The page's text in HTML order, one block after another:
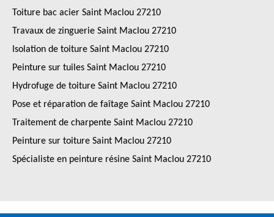
Toiture bac acier Saint Maclou 27210
Travaux de zinguerie Saint Maclou 27210
Isolation de toiture Saint Maclou 27210
Peinture sur tuiles Saint Maclou 27210
Hydrofuge de toiture Saint Maclou 27210
Pose et réparation de faîtage Saint Maclou 27210
Traitement de charpente Saint Maclou 27210
Peinture sur toiture Saint Maclou 27210
Spécialiste en peinture résine Saint Maclou 27210